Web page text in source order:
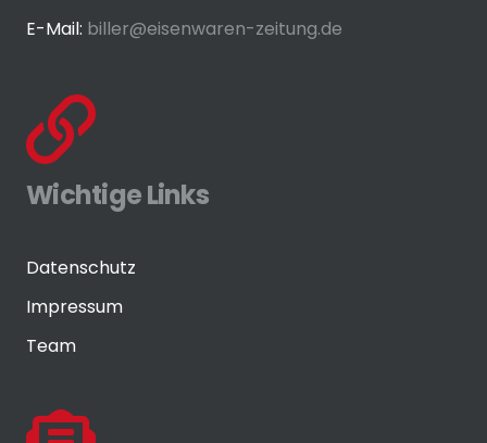
E-Mail: biller@eisenwaren-zeitung.de
Wichtige Links
Datenschutz
Impressum
Team